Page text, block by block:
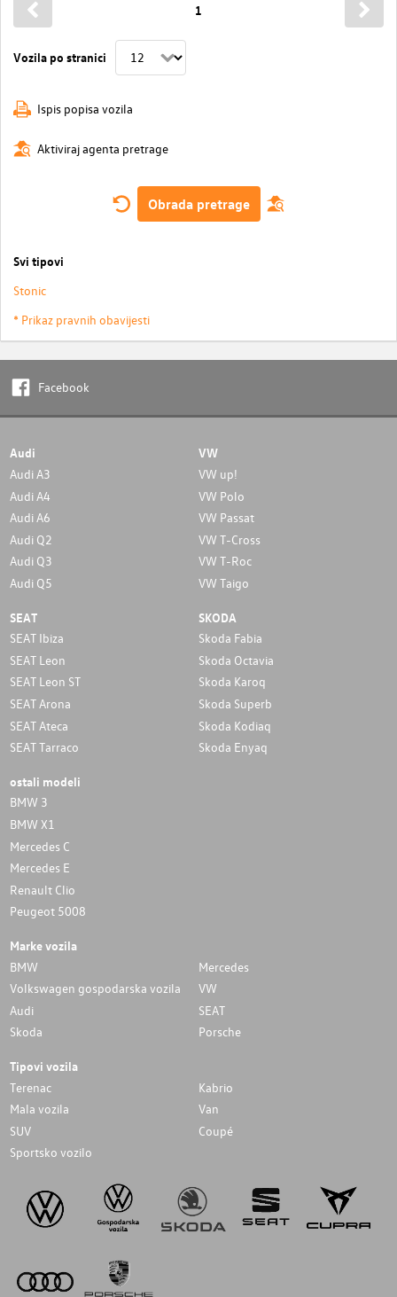
Vozila po stranici
1
Ispis popisa vozila
Aktiviraj agenta pretrage
Obrada pretrage
Svi tipovi
Stonic
* Prikaz pravnih obavijesti
Facebook
Audi
Audi A3
Audi A4
Audi A6
Audi Q2
Audi Q3
Audi Q5
VW
VW up!
VW Polo
VW Passat
VW T-Cross
VW T-Roc
VW Taigo
SEAT
SEAT Ibiza
SEAT Leon
SEAT Leon ST
SEAT Arona
SEAT Ateca
SEAT Tarraco
SKODA
Skoda Fabia
Skoda Octavia
Skoda Karoq
Skoda Superb
Skoda Kodiaq
Skoda Enyaq
ostali modeli
BMW 3
BMW X1
Mercedes C
Mercedes E
Renault Clio
Peugeot 5008
Marke vozila
BMW
Mercedes
Volkswagen gospodarska vozila
VW
Audi
SEAT
Skoda
Porsche
Tipovi vozila
Terenac
Kabrio
Mala vozila
Van
SUV
Coupé
Sportsko vozilo